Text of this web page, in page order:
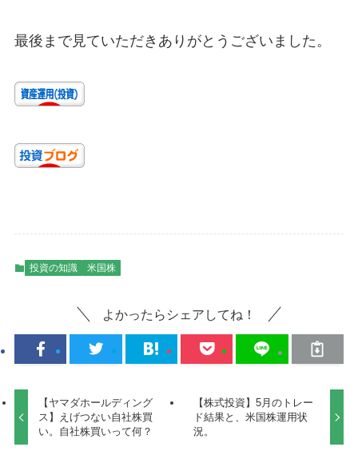
最後まで見ていただきありがとうございました。
投資の知識 米国株
よかったらシェアしてね！
【ヤマダホールディング
ス】えげつない自社株買
い。自社株買いって何？
【株式投資】5月のトレー
ド結果と、米国株運用状
況。